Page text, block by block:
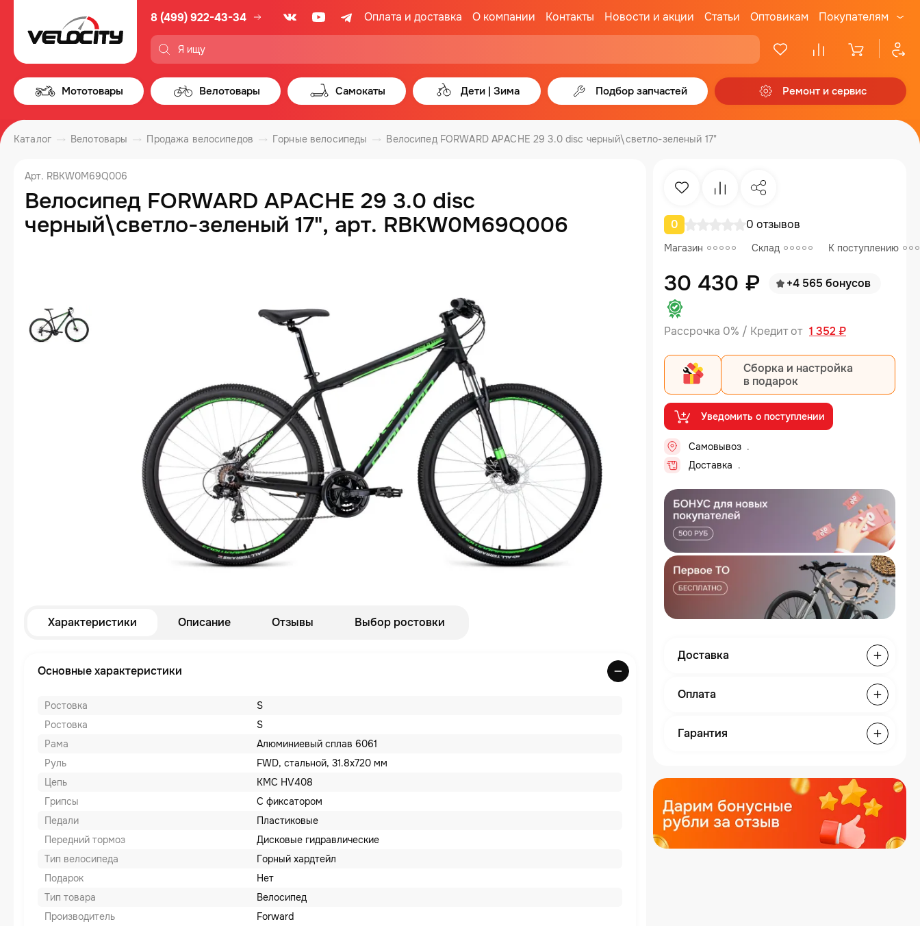
8 (499) 922-43-34 Оплата и доставка О компании Контакты Новости и акции Статьи Оптовикам Покупателям
Мототовары Велотовары Самокаты Дети | Зима Подбор запчастей Ремонт и сервис
Каталог Велотовары Продажа велосипедов Горные велосипеды Велосипед FORWARD APACHE 29 3.0 disc черный\светло-зеленый 17"
Арт. RBKW0M69Q006
Велосипед FORWARD APACHE 29 3.0 disc
черный\светло-зеленый 17", арт. RBKW0M69Q006
ИзбранноеСравнениеПоделиться
0 0 отзывов
Магазин Склад К поступлению
30 430 ₽ +4 565 бонусов
Рассрочка 0% / Кредит от 1 352 ₽
Сборка и настройка
в подарок
Уведомить о поступлении
Самовывоз ...
Доставка ...
Доставка
Оплата
Гарантия
Характеристики Описание Отзывы Выбор ростовки
Основные характеристики
Ростовка
S
Ростовка
S
Рама
Алюминиевый сплав 6061
Руль
FWD, стальной, 31.8х720 мм
Цепь
KMC HV408
Грипсы
С фиксатором
Педали
Пластиковые
Передний тормоз
Дисковые гидравлические
Тип велосипеда
Горный хардтейл
Подарок
Нет
Тип товара
Велосипед
Производитель
Forward